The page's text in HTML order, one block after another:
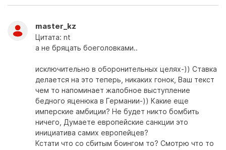
master_kz
Цитата: nt
а не бряцать боеголовками..
исключительно в оборонительных целях-)) Ставка
делается на это теперь, никаких гонок, Ваш текст
чем то напоминает жалобное выступление
бедного яценюка в Германии-)) Какие еще
имперские амбиции? Не будет никто бомбить
ничего, Думаете европейские санкции это
инициатива самих европейцев?
Кстати что со сбитым боингом то? Смотрю что то